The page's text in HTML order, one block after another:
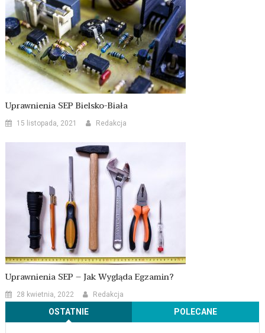
Uprawnienia SEP Bielsko-Biała
15 listopada, 2021 Redakcja
Uprawnienia SEP – Jak Wygląda Egzamin?
28 kwietnia, 2022 Redakcja
OSTATNIE POLECANE